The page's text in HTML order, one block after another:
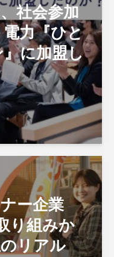
社会参加
力『ひと
に加盟し
ー企業
り組みか
リアル